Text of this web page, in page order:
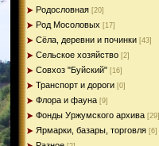
Родословная [20]
Род Мосоловых [17]
Сёла, деревни и починки [43]
Сельское хозяйство [2]
Совхоз "Буйский" [16]
Транспорт и дороги [0]
Флора и фауна [9]
Фонды Уржумского архива [29]
Ярмарки, базары, торговля [6]